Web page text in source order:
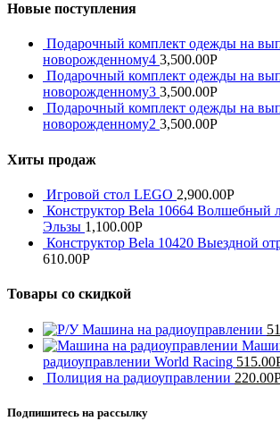
Новые поступления
Подарочный комплект одежды на
новорожденному4 3,500.00Р
Подарочный комплект одежды на
новорожденному3 3,500.00Р
Подарочный комплект одежды на
новорожденному2 3,500.00Р
Хиты продаж
Игровой стол LEGO 2,900.00Р
Конструктор Bela 10664 Волшебный
Эльзы 1,100.00Р
Конструктор Bela 10420 Выездной
610.00Р
Товары со скидкой
Машина на радиоуправлении
радиоуправлении World Racing 515.00
Полиция на радиоуправлении 220.00
Подпишитесь на рассылку